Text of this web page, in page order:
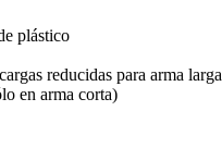
plástico
reducidas para arma larga
en arma corta)